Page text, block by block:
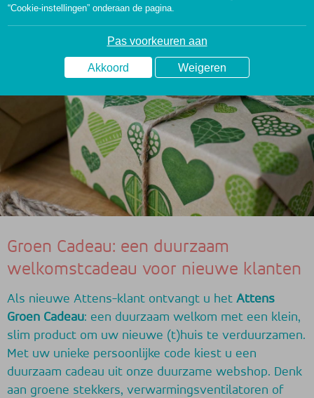
Groen Cadeau: een duurzaam
welkomstcadeau voor nieuwe klanten
Als nieuwe Attens-klant ontvangt u het Attens
Groen Cadeau: een duurzaam welkom met een klein,
slim product om uw nieuwe (t)huis te verduurzamen.
Met uw unieke persoonlijke code kiest u een
duurzaam cadeau uit onze duurzame webshop. Denk
aan groene stekkers, verwarmingsventilatoren of
“Cookie-instellingen” onderaan de pagina.
Pas voorkeuren aan
Akkoord Weigeren